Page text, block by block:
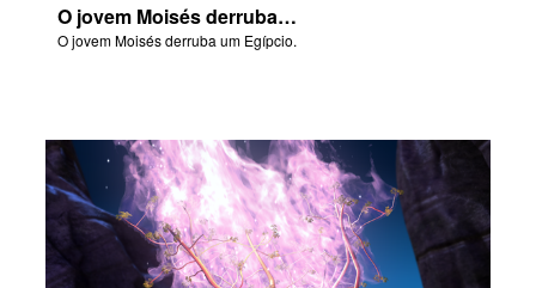
O jovem Moisés derruba um Egípcio.
O jovem Moisés derruba um Egípcio.